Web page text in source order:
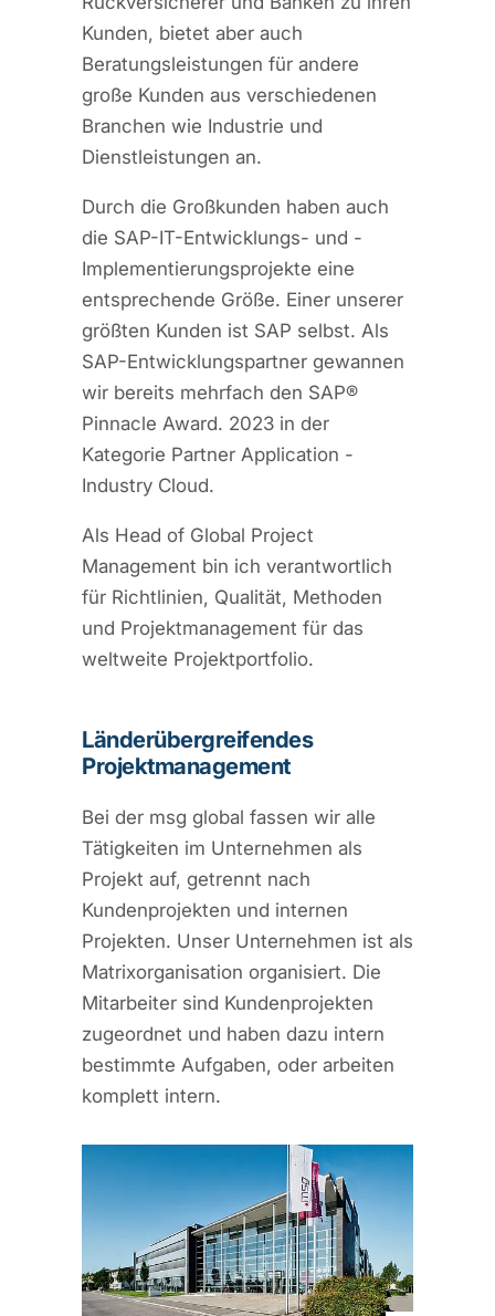
Kunden, bietet aber auch
Beratungsleistungen für andere
große Kunden aus verschiedenen
Branchen wie Industrie und
Dienstleistungen an.
Durch die Großkunden haben auch
die SAP-IT-Entwicklungs- und -
Implementierungsprojekte eine
entsprechende Größe. Einer unserer
größten Kunden ist SAP selbst. Als
SAP-Entwicklungspartner gewannen
wir bereits mehrfach den SAP®
Pinnacle Award. 2023 in der
Kategorie Partner Application -
Industry Cloud.
Als Head of Global Project
Management bin ich verantwortlich
für Richtlinien, Qualität, Methoden
und Projektmanagement für das
weltweite Projektportfolio.
Länderübergreifendes
Projektmanagement
Bei der msg global fassen wir alle
Tätigkeiten im Unternehmen als
Projekt auf, getrennt nach
Kundenprojekten und internen
Projekten. Unser Unternehmen ist als
Matrixorganisation organisiert. Die
Mitarbeiter sind Kundenprojekten
zugeordnet und haben dazu intern
bestimmte Aufgaben, oder arbeiten
komplett intern.